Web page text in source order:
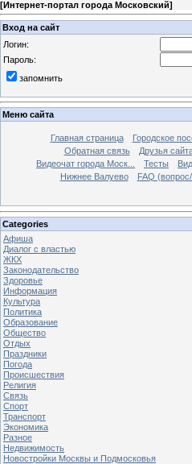
[Интернет-портал города Московский]
Вход на сайт
Логин:
Пароль:
запомнить
Меню сайта
Главная страница Городское
Обратная связь
Друзья
Видеочат города Моск...
Тесты
Нижнее Валуево
FAQ
Categories
Афиша
Диалог с властью
ЖКХ
Законодательство
Здоровье
Информация
Культура
Политика
Образование
Общество
Отдых
Праздники
Погода
Происшествия
Религия
Связь
Спорт
Транспорт
Экономика
Разное
Недвижимость
Новостройки Москвы и Подмосковья